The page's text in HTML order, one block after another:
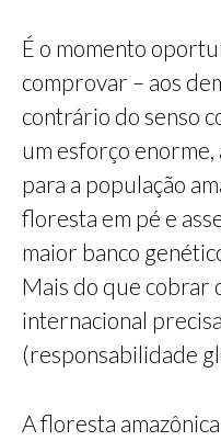
É o momento
comprovar – aos
contrário do senso
um esforço enorme,
para a população
floresta em pé e
maior banco
Mais do que cobrar
internacional
(responsabilidade
A floresta